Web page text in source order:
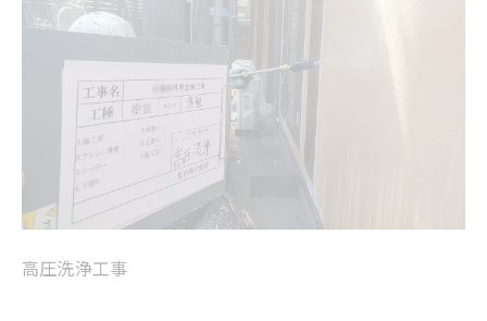
高圧洗浄工事